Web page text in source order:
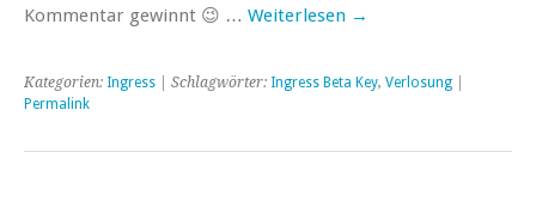
Kommentar gewinnt 😉 … Weiterlesen →
Kategorien: Ingress | Schlagwörter: Ingress Beta Key, Verlosung
Permalink